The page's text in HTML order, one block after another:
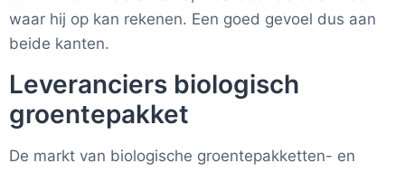
waar hij op kan rekenen. Een goed gevoel dus aan
beide kanten.
Leveranciers biologisch
groentepakket
De markt van biologische groentepakketten- en